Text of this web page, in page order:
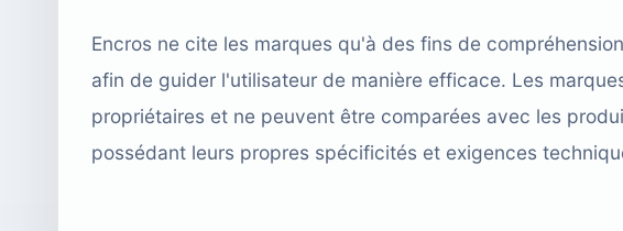
Encros ne cite les marques qu'à des fins de
afin de guider l'utilisateur de manière efficace. Les
propriétaires et ne peuvent être comparées avec les
possédant leurs propres spécificités et exigences